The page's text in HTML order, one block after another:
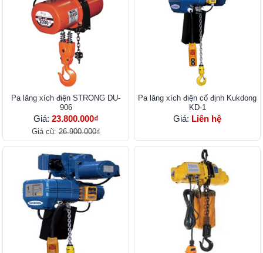
Pa lăng xích điện STRONG DU-
906
Giá: 23.800.000₫
Giá cũ:26.900.000₫
Pa lăng xích điện cố định Kukdong
KD-1
Giá: Liên hệ